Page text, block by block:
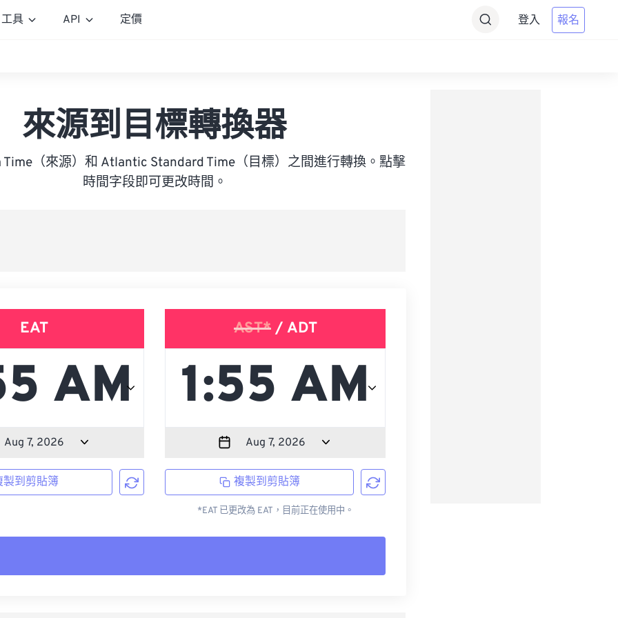
工具 API 定價 登入 報名
來源到目標轉換器
Time（來源）和 Atlantic Standard Time（目標）之間進行轉換。點擊
時間字段即可更改時間。
EAT
製到剪貼簿
AST*/ ADT
複製到剪貼簿
*EAT 已更改為 EAT，目前正在使用中。